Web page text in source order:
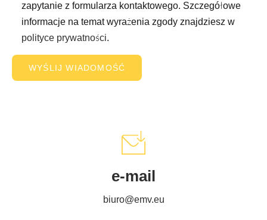
zapytanie z formularza kontaktowego. Szczegółowe
informacje na temat wyrażenia zgody znajdziesz w
polityce prywatności.
e-mail
biuro@emv.eu